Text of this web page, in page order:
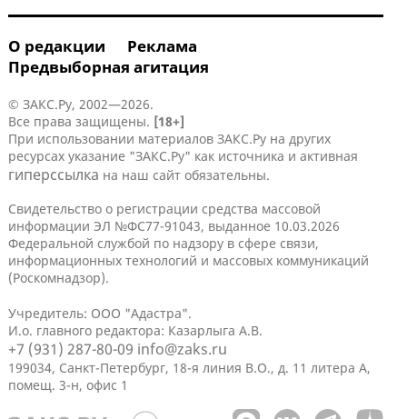
О редакции
Реклама
Предвыборная агитация
© ЗАКС.Ру, 2002—2026.
Все права защищены. [18+]
При использовании материалов ЗАКС.Ру на других
ресурсах указание "ЗАКС.Ру" как источника и активная
гиперссылка на наш сайт обязательны.
Свидетельство о регистрации средства массовой
информации ЭЛ №ФС77-91043, выданное 10.03.2026
Федеральной службой по надзору в сфере связи,
информационных технологий и массовых коммуникаций
(Роскомнадзор).
Учредитель: ООО "Адастра".
И.о. главного редактора: Казарлыга А.В.
+7 (931) 287-80-09 info@zaks.ru
199034, Санкт-Петербург, 18-я линия В.О., д. 11 литера А,
помещ. 3-н, офис 1